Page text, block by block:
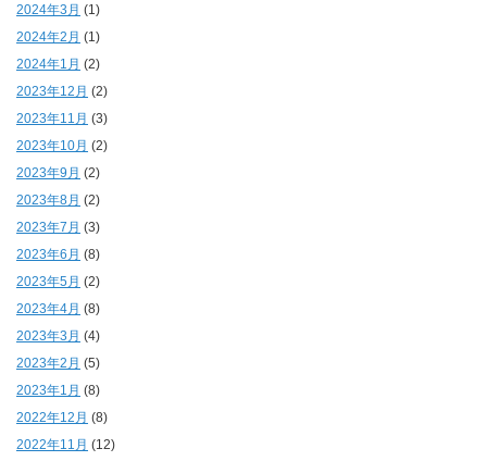
2024年3月 (1)
2024年2月 (1)
2024年1月 (2)
2023年12月 (2)
2023年11月 (3)
2023年10月 (2)
2023年9月 (2)
2023年8月 (2)
2023年7月 (3)
2023年6月 (8)
2023年5月 (2)
2023年4月 (8)
2023年3月 (4)
2023年2月 (5)
2023年1月 (8)
2022年12月 (8)
2022年11月 (12)